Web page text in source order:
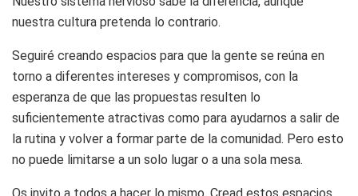
nuestra cultura pretenda lo contrario.
Seguiré creando espacios para que la gente se reúna en
torno a diferentes intereses y compromisos, con la
esperanza de que las propuestas resulten lo
suficientemente atractivas como para ayudarnos a salir de
la rutina y volver a formar parte de la comunidad. Pero esto
no puede limitarse a un solo lugar o a una sola mesa.